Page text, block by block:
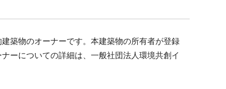
築物のオーナーです。本建築物の所有者が登録
ーについての詳細は、一般社団法人環境共創イ